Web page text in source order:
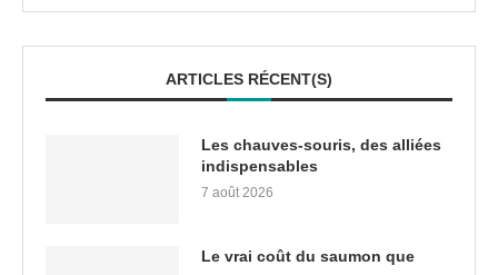
ARTICLES RÉCENT(S)
Les chauves-souris, des alliées
indispensables
7 août 2026
Le vrai coût du saumon que